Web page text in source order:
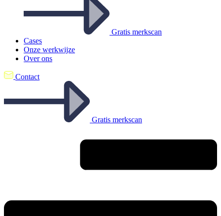
Gratis merkscan
Cases
Onze werkwijze
Over ons
Contact
Gratis merkscan